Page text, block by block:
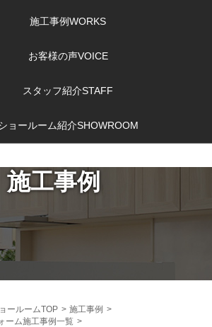
施工事例WORKS
お客様の声VOICE
スタッフ紹介STAFF
ョールーム紹介SHOWROOM
施工事例
ールームTOP > 施工事例 >
ーム施工事例一覧 >